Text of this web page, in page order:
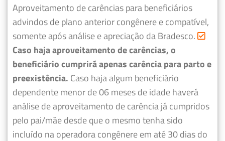
Aproveitamento de carências para beneficiários
advindos de plano anterior congênere e compatível,
somente após análise e apreciação da Bradesco.
Caso haja aproveitamento de carências, o
beneficiário cumprirá apenas carência para parto e
preexistência. Caso haja algum beneficiário
dependente menor de 06 meses de idade haverá
análise de aproveitamento de carência já cumpridos
pelo pai/mãe desde que o mesmo tenha sido
incluído na operadora congênere em até 30 dias do